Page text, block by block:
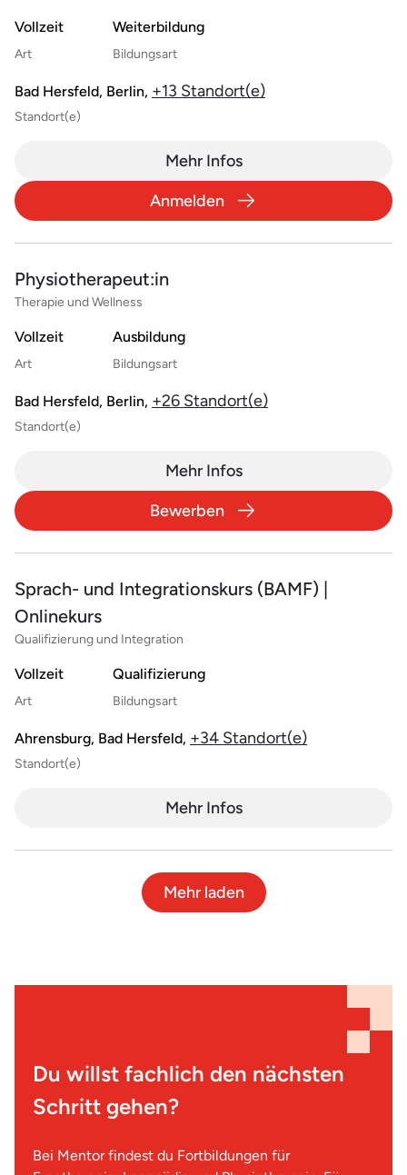
Vollzeit
Art
Weiterbildung
Bildungsart
Bad Hersfeld, Berlin, +13 Standort(e)
Standort(e)
Mehr Infos
Anmelden
Physiotherapeut:in
Therapie und Wellness
Vollzeit
Art
Ausbildung
Bildungsart
Bad Hersfeld, Berlin, +26 Standort(e)
Standort(e)
Mehr Infos
Bewerben
Sprach- und Integrationskurs (BAMF) |
Onlinekurs
Qualifizierung und Integration
Vollzeit
Art
Qualifizierung
Bildungsart
Ahrensburg, Bad Hersfeld, +34 Standort(e)
Standort(e)
Mehr Infos
Mehr laden
Du willst fachlich den nächsten
Schritt gehen?
Bei Mentor findest du Fortbildungen für